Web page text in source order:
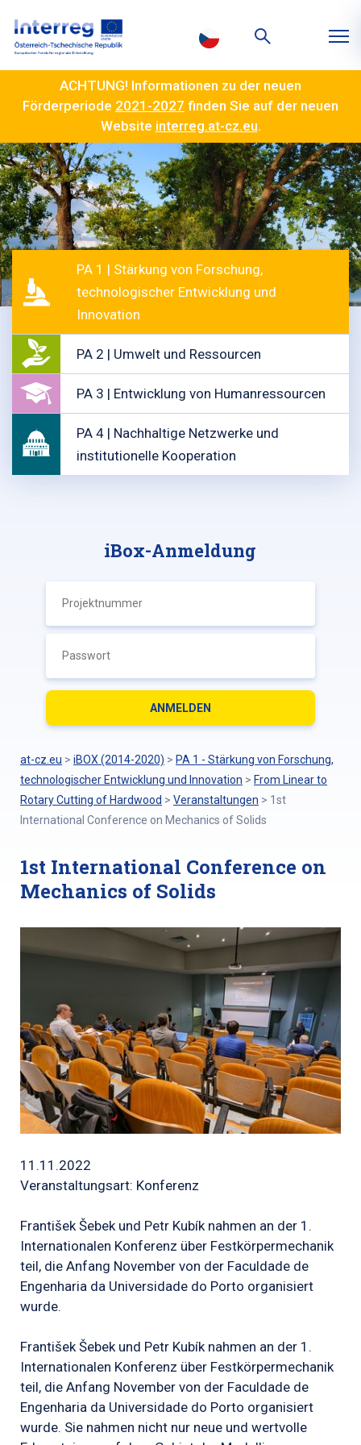
ACHTUNG! Informationen zu der neuen
Förderperiode 2021-2027 finden Sie auf der neuen
Website interreg.at-cz.eu.
PA 1 | Stärkung von Forschung,
technologischer Entwicklung und
Innovation
PA 2 | Umwelt und Ressourcen
PA 3 | Entwicklung von Humanressourcen
PA 4 | Nachhaltige Netzwerke und
institutionelle Kooperation
iBox-Anmeldung
at-cz.eu > iBOX (2014-2020) > PA 1 - Stärkung von Forschung,
technologischer Entwicklung und Innovation > From Linear to
Rotary Cutting of Hardwood > Veranstaltungen > 1st
International Conference on Mechanics of Solids
1st International Conference on
Mechanics of Solids
11.11.2022
Veranstaltungsart: Konferenz
František Šebek und Petr Kubík nahmen an der 1.
Internationalen Konferenz über Festkörpermechanik
teil, die Anfang November von der Faculdade de
Engenharia da Universidade do Porto organisiert
wurde.
František Šebek und Petr Kubík nahmen an der 1.
Internationalen Konferenz über Festkörpermechanik
teil, die Anfang November von der Faculdade de
Engenharia da Universidade do Porto organisiert
wurde. Sie nahmen nicht nur neue und wertvolle